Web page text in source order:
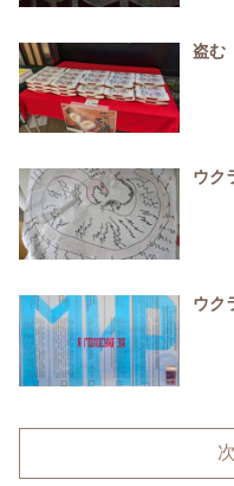
盗む
ウク
ウク